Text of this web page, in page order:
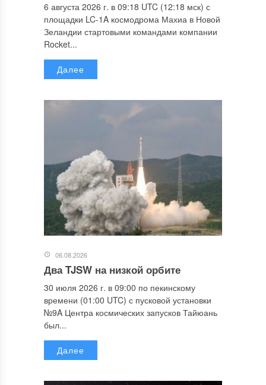
6 августа 2026 г. в 09:18 UTC (12:18 мск) с
площадки LC-1A космодрома Махиа в Новой
Зеландии стартовыми командами компании
Rocket...
Далее
06.08.2026
Два TJSW на низкой орбите
30 июля 2026 г. в 09:00 по пекинскому
времени (01:00 UTC) с пусковой установки
№9A Центра космических запусков Тайюань
был...
Далее